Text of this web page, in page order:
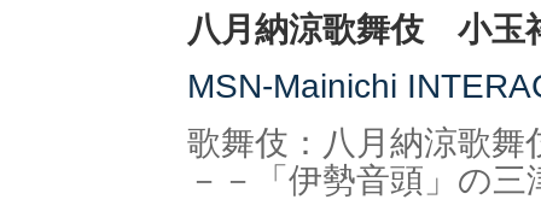
八月納涼歌舞伎 小玉
MSN-Mainichi
歌舞伎：八月納涼歌
－－「伊勢音頭」の